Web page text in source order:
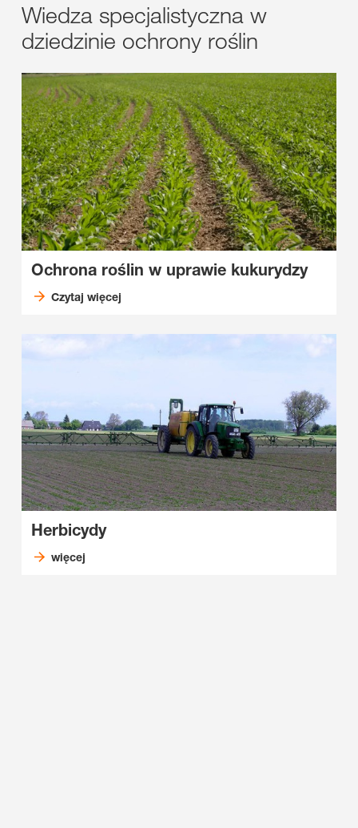
Wiedza specjalistyczna w
dziedzinie ochrony roślin
Ochrona roślin w uprawie kukurydzy
Czytaj więcej
Herbicydy
więcej